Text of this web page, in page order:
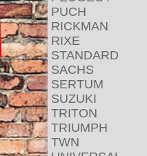
PUCH
RICKMAN
RIXE
STANDARD
SACHS
SERTUM
SUZUKI
TRITON
TRIUMPH
TWN